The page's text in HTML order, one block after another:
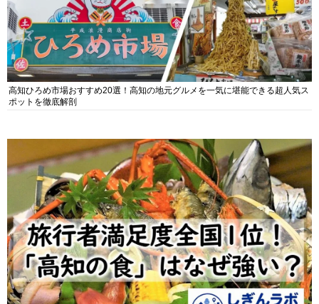
高知ひろめ市場おすすめ20選！高知の地元グルメを一気に堪能できる超人気ス
ポットを徹底解剖